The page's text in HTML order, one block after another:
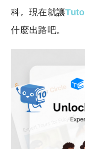
科。現在就讓
什麼出路吧。